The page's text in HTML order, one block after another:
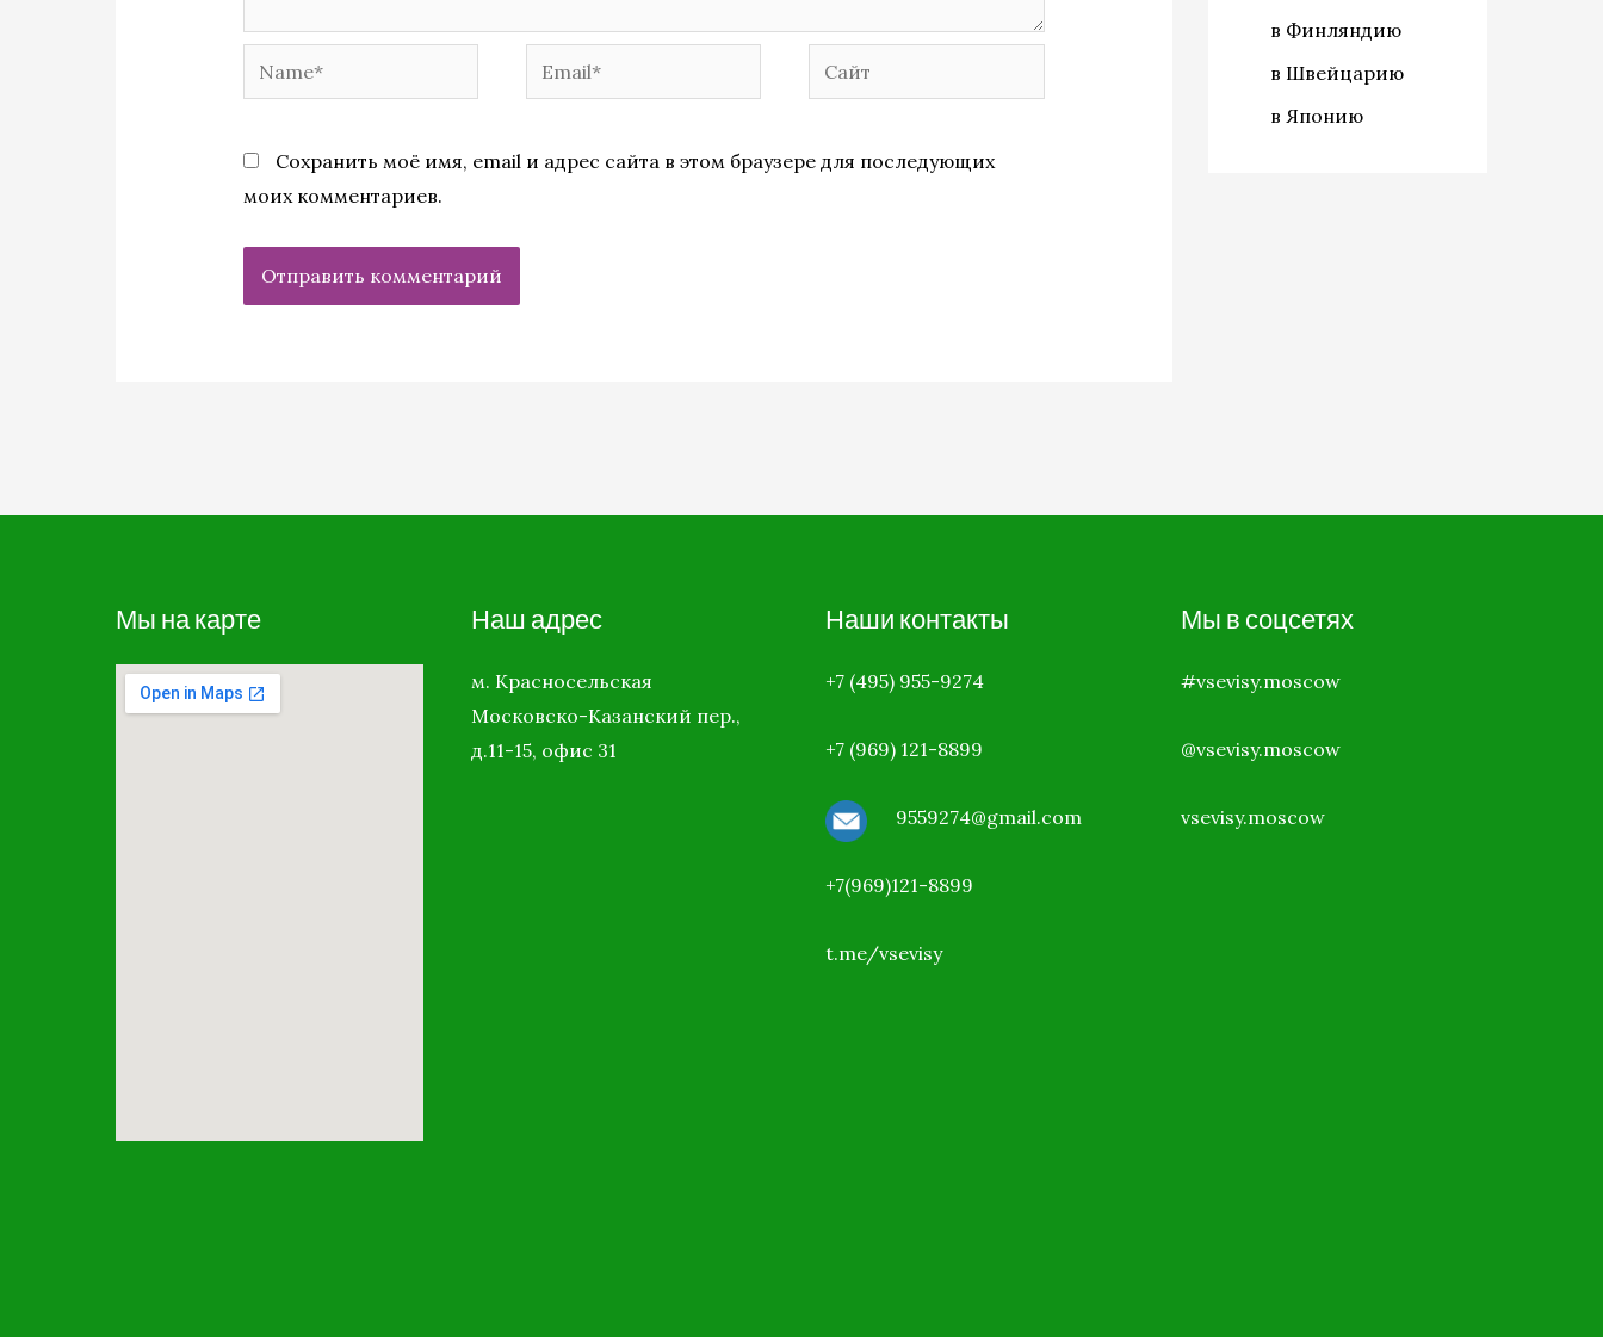
Name* Email* Сайт
Сохранить моё имя, email и адрес сайта в этом браузере для последующих
моих комментариев.
в Финляндию
в Швейцарию
в Японию
Мы на карте Наш адрес
м. Красносельская
Московско-Казанский пер.,
д.11-15, офис 31
Наши контакты
+7 (495) 955-9274
+7 (969) 121-8899
9559274@gmail.com
+7(969)121-8899
t.me/vsevisy
Мы в соцсетях
#vsevisy.moscow
@vsevisy.moscow
vsevisy.moscow